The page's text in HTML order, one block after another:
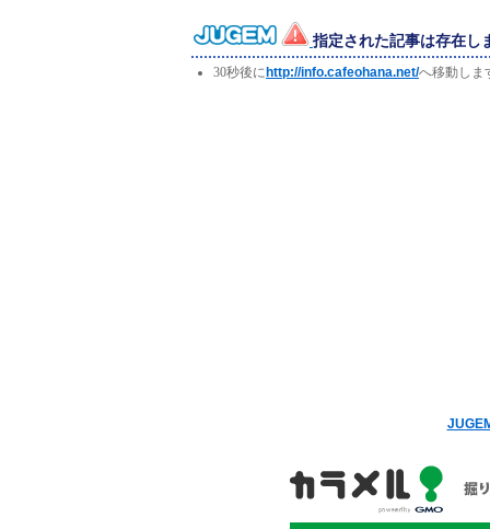
指定された記事は存在し
30秒後に http://info.cafeohana.net/へ移動しま